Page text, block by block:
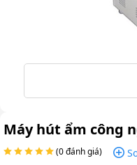
Máy hút ẩm công
(0 đánh giá)